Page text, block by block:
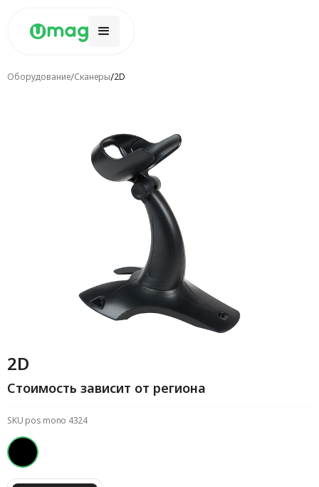
Оборудование/Сканеры/2D
2D
Стоимость зависит от региона
SKU pos mono 4324